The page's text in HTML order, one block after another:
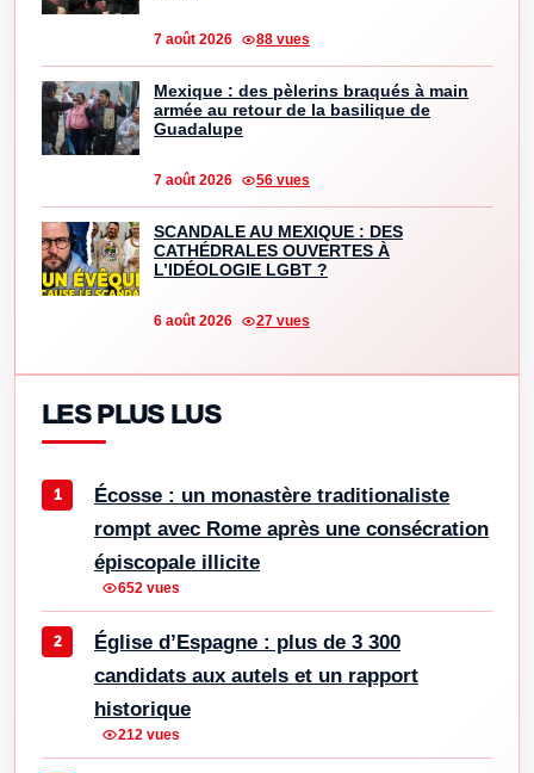
7 août 2026 88 vues
Mexique : des pèlerins braqués à main
armée au retour de la basilique de
Guadalupe
7 août 2026 56 vues
SCANDALE AU MEXIQUE : DES
CATHÉDRALES OUVERTES À
L’IDÉOLOGIE LGBT ?
6 août 2026 27 vues
LES PLUS LUS
Écosse : un monastère traditionaliste
rompt avec Rome après une consécration
épiscopale illicite
652 vues
Église d’Espagne : plus de 3 300
candidats aux autels et un rapport
historique
212 vues